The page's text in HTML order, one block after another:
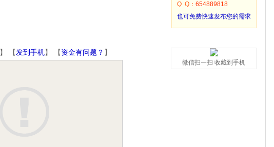
】 【发到手机】 【资金有问题？ 】
Q Q： 654889818
也可免费快速发布您的需求
微信扫一扫 收藏到手机